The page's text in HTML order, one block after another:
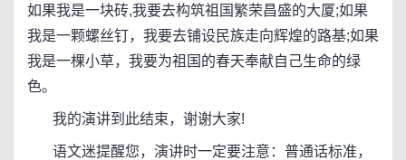
如果我是一块砖,我要去构筑祖国繁荣昌盛的大厦;如果
我是一颗螺丝钉，我要去铺设民族走向辉煌的路基;如果
我是一棵小草，我要为祖国的春天奉献自己生命的绿
色。
我的演讲到此结束，谢谢大家!
语文迷提醒您，演讲时一定要注意：普通话标准，